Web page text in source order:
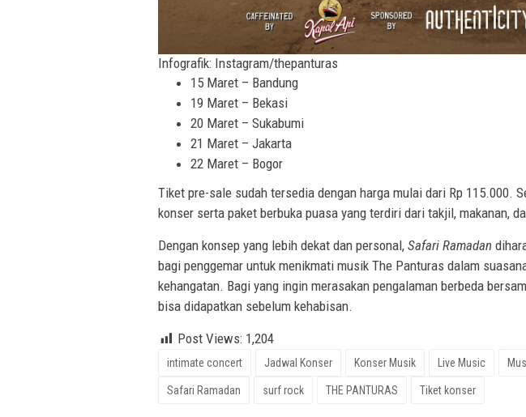
Infografik: Instagram/thepanturas
15 Maret – Bandung
19 Maret – Bekasi
20 Maret – Sukabumi
21 Maret – Jakarta
22 Maret – Bogor
Tiket pre-sale sudah tersedia dengan harga mulai dari Rp 115.000.
konser serta paket berbuka puasa yang terdiri dari takjil, makanan,
Dengan konsep yang lebih dekat dan personal, Safari Ramadan
bagi penggemar untuk menikmati musik The Panturas dalam
kehangatan. Bagi yang ingin merasakan pengalaman berbeda
bisa didapatkan sebelum kehabisan.
Post Views: 1,204
intimate concert Jadwal Konser Konser Musik Live Music
Safari Ramadan surf rock THE PANTURAS Tiket konser